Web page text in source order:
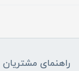
راهنمای مشتریان